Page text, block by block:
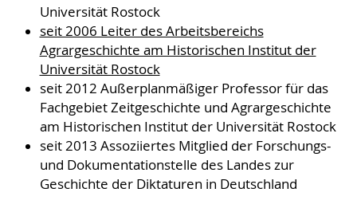
Universität Rostock
seit 2006 Leiter des Arbeitsbereichs
Agrargeschichte am Historischen Institut der
Universität Rostock
seit 2012 Außerplanmäßiger Professor für das
Fachgebiet Zeitgeschichte und Agrargeschichte
am Historischen Institut der Universität Rostock
seit 2013 Assoziiertes Mitglied der Forschungs-
und Dokumentationstelle des Landes zur
Geschichte der Diktaturen in Deutschland